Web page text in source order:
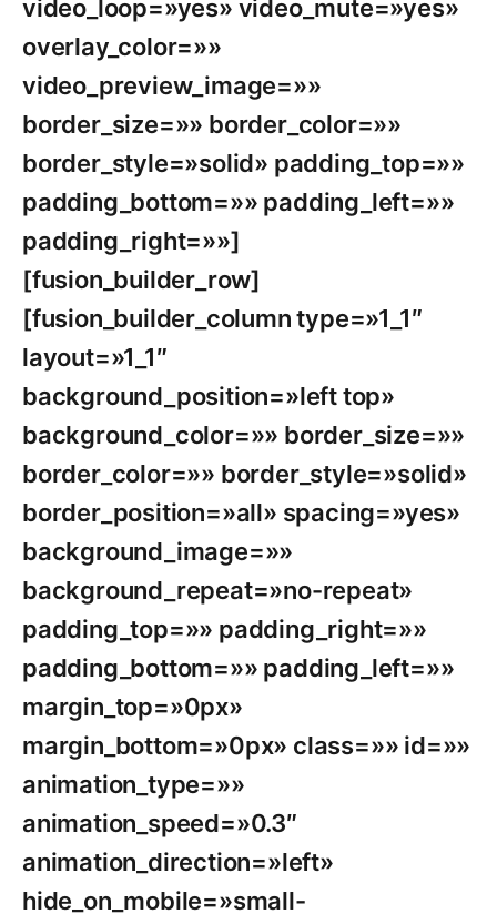
video_loop=»yes» video_mute=»yes»
overlay_color=»»
video_preview_image=»»
border_size=»» border_color=»»
border_style=»solid» padding_top=»»
padding_bottom=»» padding_left=»»
padding_right=»»]
[fusion_builder_row]
[fusion_builder_column type=»1_1″
layout=»1_1″
background_position=»left top»
background_color=»» border_size=»»
border_color=»» border_style=»solid»
border_position=»all» spacing=»yes»
background_image=»»
background_repeat=»no-repeat»
padding_top=»» padding_right=»»
padding_bottom=»» padding_left=»»
margin_top=»0px»
margin_bottom=»0px» class=»» id=»»
animation_type=»»
animation_speed=»0.3″
animation_direction=»left»
hide_on_mobile=»small-